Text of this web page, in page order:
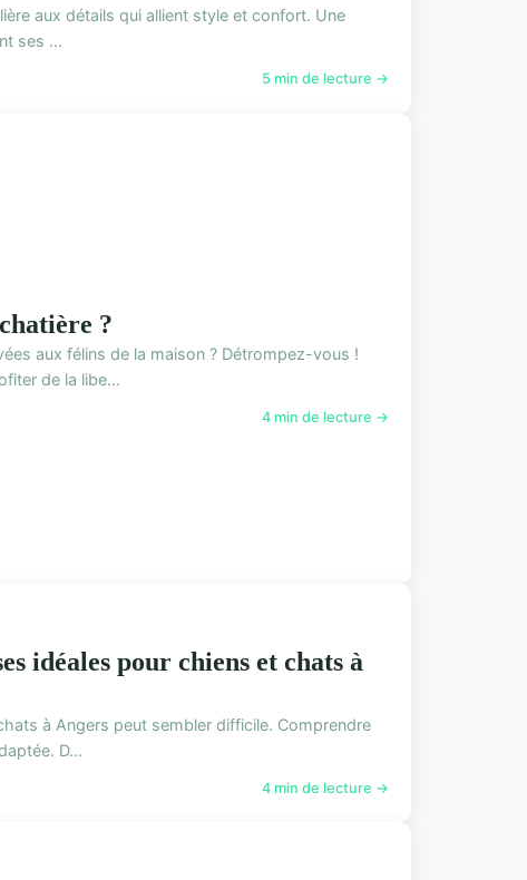
aux détails qui allient style et confort. Une
ses ...
5 min de lecture →
?
aux félins de la maison ? Détrompez-vous !
de la libe...
4 min de lecture →
idéales pour chiens et chats à
à Angers peut sembler difficile. Comprendre
D...
4 min de lecture →